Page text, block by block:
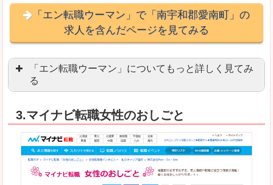
「エン転職ウーマン」で「南宇和郡愛南町」の
求人を含んだページを見てみる
「エン転職ウーマン」についてもっと詳しく見てみ
る
良いところ
職種や勤務地など、すでに次のお仕事がイメージ
転職Q＆Aやノウハウが豊富なうえ、面接サポー
3.マイナビ転職女性のおしごと